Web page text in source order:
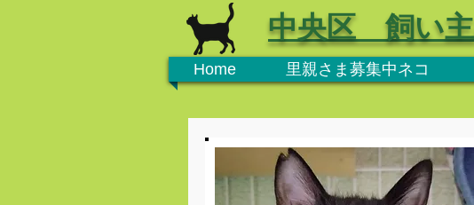
Home 里親さま募集中ネコ
中央区 飼い